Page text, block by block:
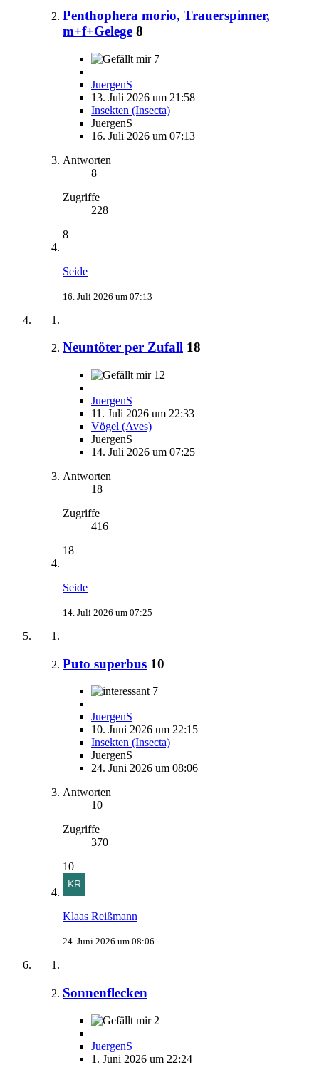
Penthophera morio, Trauerspinner,
m+f+Gelege 8
7
JuergenS
13. Juli 2026 um 21:58
Insekten (Insecta)
JuergenS
16. Juli 2026 um 07:13
Antworten
8
Zugriffe
228
8
Seide
16. Juli 2026 um 07:13
Neuntöter per Zufall 18
12
JuergenS
11. Juli 2026 um 22:33
Vögel (Aves)
JuergenS
14. Juli 2026 um 07:25
Antworten
18
Zugriffe
416
18
Seide
14. Juli 2026 um 07:25
Puto superbus 10
7
JuergenS
10. Juni 2026 um 22:15
Insekten (Insecta)
JuergenS
24. Juni 2026 um 08:06
Antworten
10
Zugriffe
370
10
Klaas Reißmann
24. Juni 2026 um 08:06
Sonnenflecken
2
JuergenS
1. Juni 2026 um 22:24